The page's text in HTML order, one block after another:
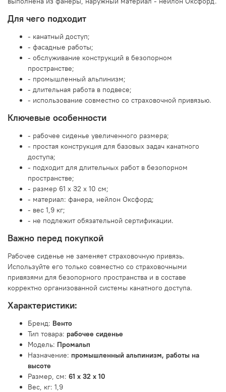
Для чего подходит
- канатный доступ;
- фасадные работы;
- обслуживание конструкций в безопорном
пространстве;
- промышленный альпинизм;
- длительная работа в подвесе;
- использование совместно со страховочной привязью.
Ключевые особенности
- рабочее сиденье увеличенного размера;
- простая конструкция для базовых задач канатного
доступа;
- подходит для длительных работ в безопорном
пространстве;
- размер 61 x 32 x 10 см;
- материал: фанера, нейлон Оксфорд;
- вес 1,9 кг;
- не подлежит обязательной сертификации.
Важно перед покупкой
Рабочее сиденье не заменяет страховочную привязь.
Используйте его только совместно со страховочными
привязями для безопорного пространства и в составе
корректно организованной системы канатного доступа.
Характеристики:
Бренд: Венто
Тип товара: рабочее сиденье
Модель: Промальп
Назначение: промышленный альпинизм, работы на
высоте
Размер, см: 61 x 32 x 10
Вес, кг: 1,9